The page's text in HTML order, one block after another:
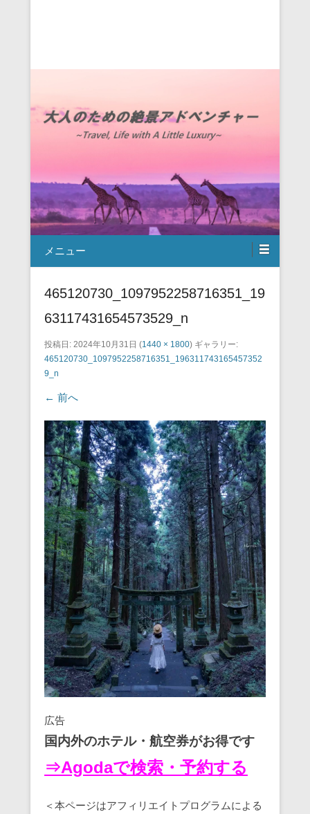
メニュー
465120730_1097952258716351_19
63117431654573529_n
投稿日: 2024年10月31日 (1440 × 1800) ギャラリー:
465120730_1097952258716351_196311743165457352
9_n
← 前へ
広告
国内外のホテル・航空券がお得です
⇒Agodaで検索・予約する
＜本ページはアフィリエイトプログラムによる